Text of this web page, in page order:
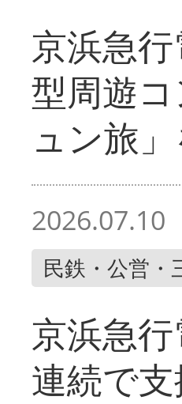
京浜急
型周遊
ュン旅
2026.07.10
民鉄・公営・
京浜急
連続で支